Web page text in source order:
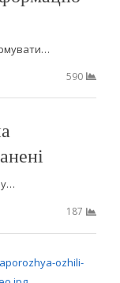
590
187